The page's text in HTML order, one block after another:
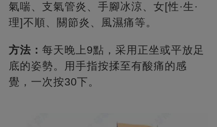
氣喘、支氣管炎、手腳冰涼、女[性·生·
理]不順、關節炎、風濕痛等。
方法： 每天晚上9點，采用正坐或平放足
底的姿勢。用手指按揉至有酸痛的感
覺，一次按30下。